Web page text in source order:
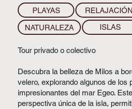
PLAYAS RELAJACIÓN
NATURALEZA ISLAS
Tour privado o colectivo
Descubra la belleza de Milos a
velero, explorando algunos de los
impresionantes del mar Egeo.
perspectiva única de la isla,